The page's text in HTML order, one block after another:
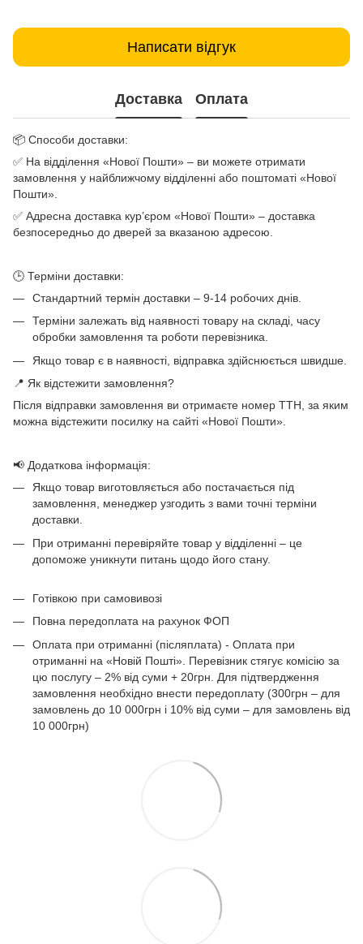
Написати відгук
Доставка Оплата
📦 Способи доставки:
✅ На відділення «Нової Пошти» – ви можете отримати
замовлення у найближчому відділенні або поштоматі «Нової
Пошти».
✅ Адресна доставка кур’єром «Нової Пошти» – доставка
безпосередньо до дверей за вказаною адресою.
🕒 Терміни доставки:
Стандартний термін доставки – 9-14 робочих днів.
Терміни залежать від наявності товару на складі, часу
обробки замовлення та роботи перевізника.
Якщо товар є в наявності, відправка здійснюється швидше.
📍 Як відстежити замовлення?
Після відправки замовлення ви отримаєте номер ТТН, за яким
можна відстежити посилку на сайті «Нової Пошти».
📢 Додаткова інформація:
Якщо товар виготовляється або постачається під
замовлення, менеджер узгодить з вами точні терміни
доставки.
При отриманні перевіряйте товар у відділенні – це
допоможе уникнути питань щодо його стану.
Готівкою при самовивозі
Повна передоплата на рахунок ФОП
Оплата при отриманні (післяплата) - Оплата при
отриманні на «Новій Пошті». Перевізник стягує комісію за
цю послугу – 2% від суми + 20грн. Для підтвердження
замовлення необхідно внести передоплату (300грн – для
замовлень до 10 000грн і 10% від суми – для замовлень від
10 000грн)